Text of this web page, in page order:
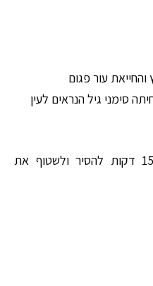
עור פגום
סימני גיל הנראים לעין
למרוח שכבה דקה ולאחר 15-20 דקות להסיר ולשטוף את